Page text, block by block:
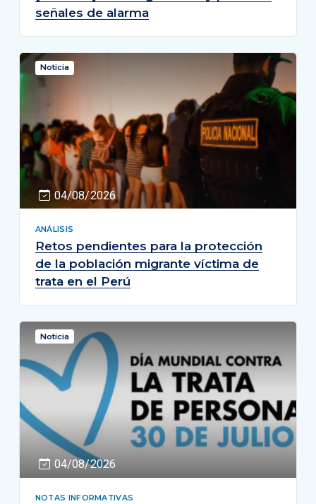
señales de alarma
Noticia
04/08/2026
ANÁLISIS
Retos pendientes para la protección
de la población migrante víctima de
trata en el Perú
Noticia
04/08/2026
NOTAS INFORMATIVAS